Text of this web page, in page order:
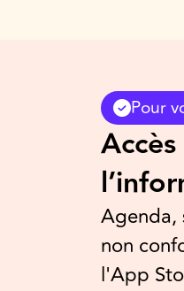
Pour
Agenda,
non
l'App